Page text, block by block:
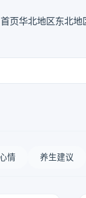
首页华北地区东北地
情 养生建议